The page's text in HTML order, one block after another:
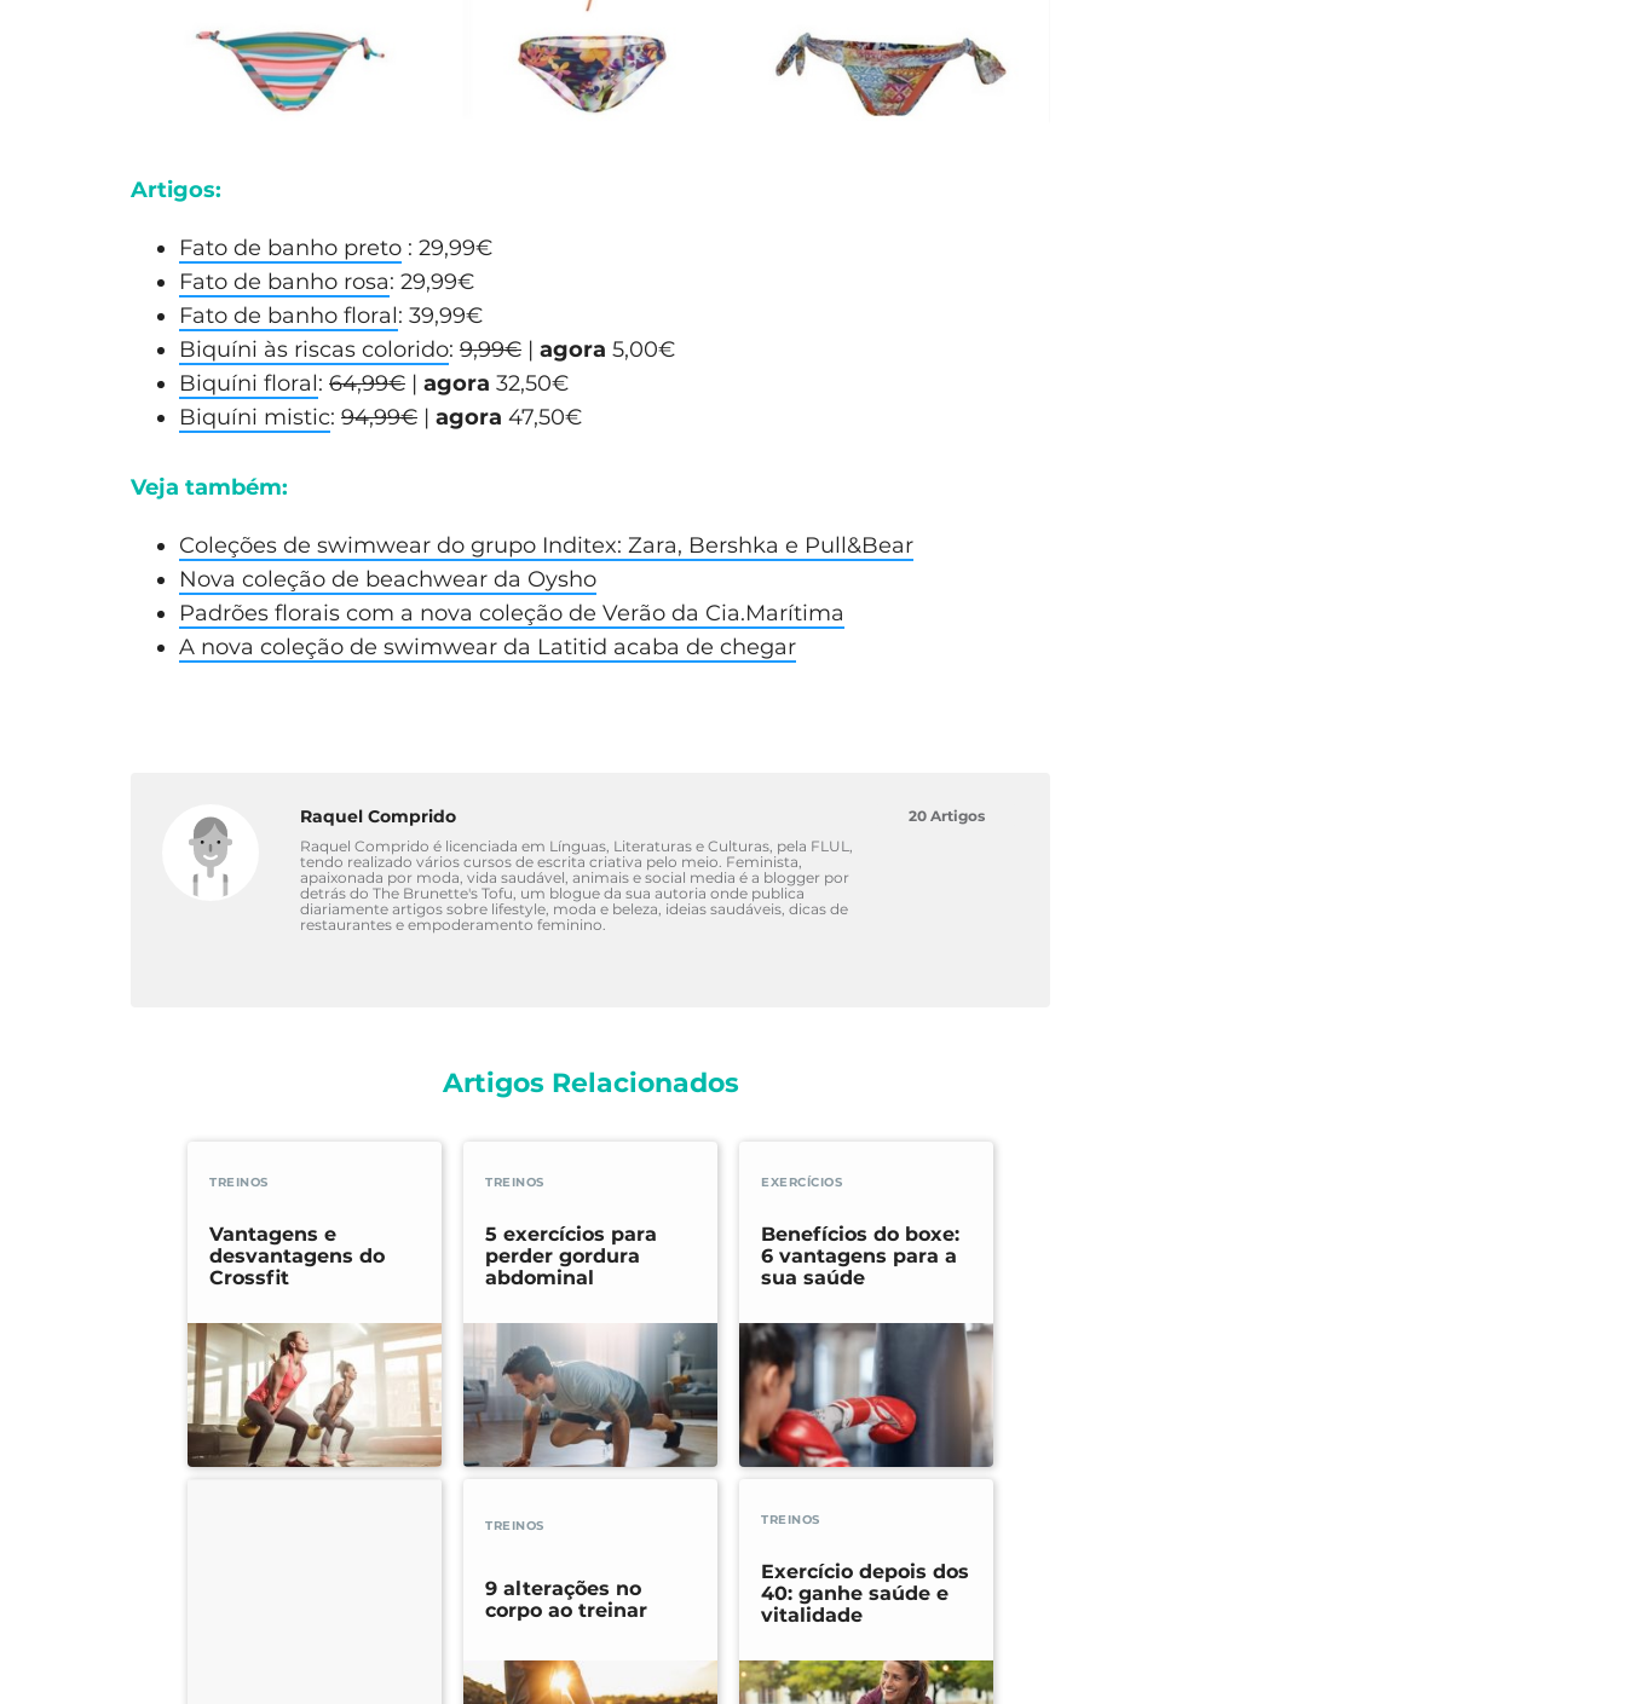
Artigos:
Fato de banho preto : 29,99€
Fato de banho rosa: 29,99€
Fato de banho floral: 39,99€
Biquíni às riscas colorido: 9,99€ | agora 5,00€
Biquíni floral: 64,99€ | agora 32,50€
Biquíni mistic: 94,99€ | agora 47,50€
Veja também:
Coleções de swimwear do grupo Inditex: Zara, Bershka e Pull&Bear
Nova coleção de beachwear da Oysho
Padrões florais com a nova coleção de Verão da Cia.Marítima
A nova coleção de swimwear da Latitid acaba de chegar
Raquel Comprido
Raquel Comprido é licenciada em Línguas, Literaturas e Culturas, pela FLUL,
tendo realizado vários cursos de escrita criativa pelo meio. Feminista,
apaixonada por moda, vida saudável, animais e social media é a blogger por
detrás do The Brunette's Tofu, um blogue da sua autoria onde publica
diariamente artigos sobre lifestyle, moda e beleza, ideias saudáveis, dicas de
restaurantes e empoderamento feminino.
20 Artigos
Artigos Relacionados
TREINOS
Vantagens e
desvantagens do
Crossfit
TREINOS
5 exercícios para
perder gordura
abdominal
EXERCÍCIOS
Benefícios do boxe:
6 vantagens para a
sua saúde
TREINOS
9 alterações no
corpo ao treinar
TREINOS
Exercício depois dos
40: ganhe saúde e
vitalidade